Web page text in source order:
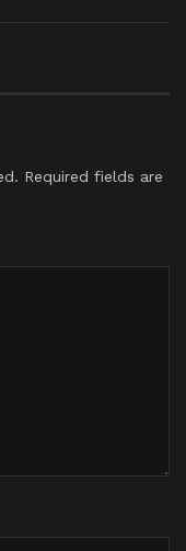
Required fields are